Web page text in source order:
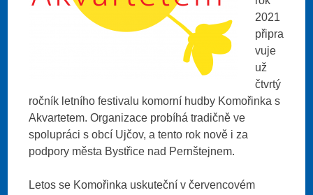
2021
připra
vuje
už
čtvrtý
ročník letního festivalu komorní hudby Komořinka s
Akvartetem. Organizace probíhá tradičně ve
spolupráci s obcí Ujčov, a tento rok nově i za
podpory města Bystřice nad Pernštejnem.
Letos se Komořinka uskuteční v červencovém